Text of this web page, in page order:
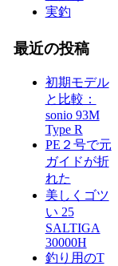
実釣
最近の投稿
初期モデル
と比較：
sonio 93M
Type R
PE２号で元
ガイドが折
れた
美しくゴツ
い 25
SALTIGA
30000H
釣り用のT